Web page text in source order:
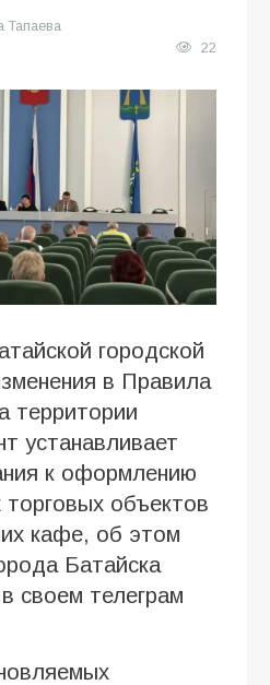
Тапаева
22
городской
в Правила
территории
устанавливает
к оформлению
торговых объектов
кафе, об этом
Батайска
своем телеграм